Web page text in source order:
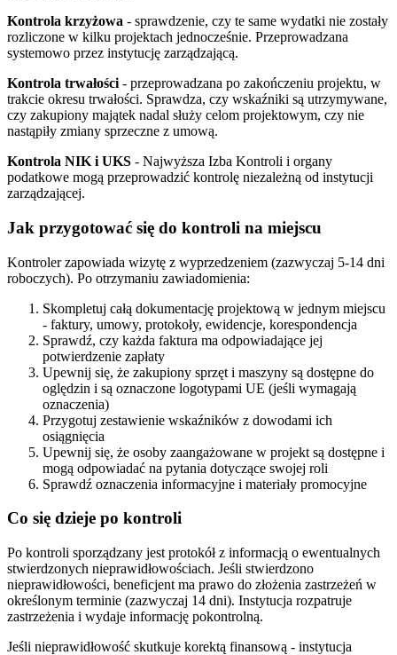
Kontrola krzyżowa - sprawdzenie, czy te same wydatki nie zostały
rozliczone w kilku projektach jednocześnie. Przeprowadzana
systemowo przez instytucję zarządzającą.
Kontrola trwałości - przeprowadzana po zakończeniu projektu, w
trakcie okresu trwałości. Sprawdza, czy wskaźniki są utrzymywane,
czy zakupiony majątek nadal służy celom projektowym, czy nie
nastąpiły zmiany sprzeczne z umową.
Kontrola NIK i UKS - Najwyższa Izba Kontroli i organy
podatkowe mogą przeprowadzić kontrolę niezależną od instytucji
zarządzającej.
Jak przygotować się do kontroli na miejscu
Kontroler zapowiada wizytę z wyprzedzeniem (zazwyczaj 5-14 dni
roboczych). Po otrzymaniu zawiadomienia:
Skompletuj całą dokumentację projektową w jednym miejscu
- faktury, umowy, protokoły, ewidencje, korespondencja
Sprawdź, czy każda faktura ma odpowiadające jej
potwierdzenie zapłaty
Upewnij się, że zakupiony sprzęt i maszyny są dostępne do
oględzin i są oznaczone logotypami UE (jeśli wymagają
oznaczenia)
Przygotuj zestawienie wskaźników z dowodami ich
osiągnięcia
Upewnij się, że osoby zaangażowane w projekt są dostępne i
mogą odpowiadać na pytania dotyczące swojej roli
Sprawdź oznaczenia informacyjne i materiały promocyjne
Co się dzieje po kontroli
Po kontroli sporządzany jest protokół z informacją o ewentualnych
stwierdzonych nieprawidłowościach. Jeśli stwierdzono
nieprawidłowości, beneficjent ma prawo do złożenia zastrzeżeń w
określonym terminie (zazwyczaj 14 dni). Instytucja rozpatruje
zastrzeżenia i wydaje informację pokontrolną.
Jeśli nieprawidłowość skutkuje korektą finansową - instytucja